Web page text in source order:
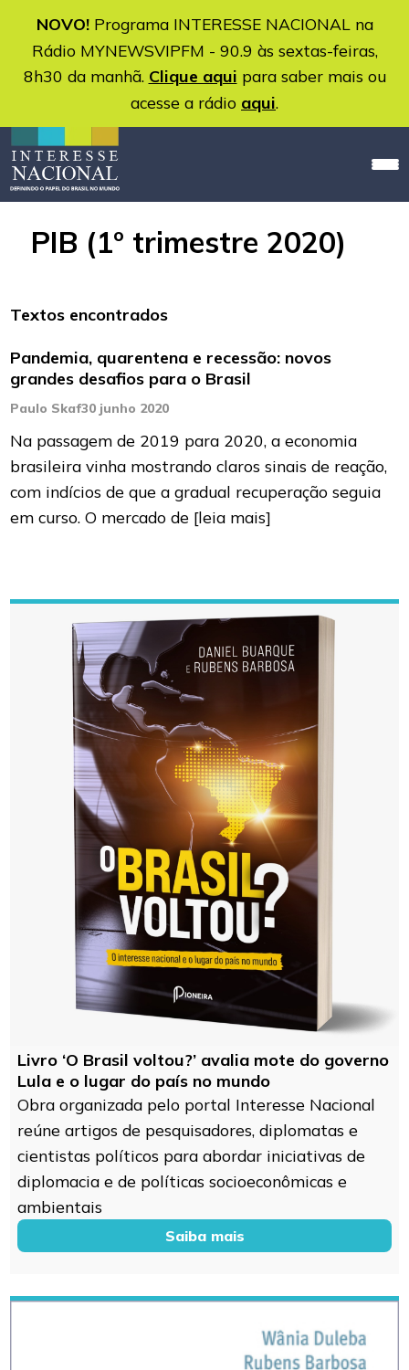
NOVO!Programa INTERESSE NACIONAL na
Rádio MYNEWSVIPFM - 90.9 às sextas-feiras,
8h30 da manhã. Clique aqui para saber mais ou
acesse a rádio aqui.
PIB (1º trimestre 2020)
Textos encontrados
Pandemia, quarentena e recessão: novos
grandes desafios para o Brasil
Paulo Skaf30 junho 2020
Na passagem de 2019 para 2020, a economia
brasileira vinha mostrando claros sinais de reação,
com indícios de que a gradual recuperação seguia
em curso. O mercado de [leia mais]
Livro ‘O Brasil voltou?’ avalia mote do governo
Lula e o lugar do país no mundo
Obra organizada pelo portal Interesse Nacional
reúne artigos de pesquisadores, diplomatas e
cientistas políticos para abordar iniciativas de
diplomacia e de políticas socioeconômicas e
ambientais
Saiba mais